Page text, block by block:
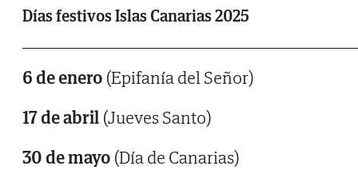
Días festivos Islas Canarias 2025
6 de enero (Epifanía del Señor)
17 de abril (Jueves Santo)
30 de mayo (Día de Canarias)